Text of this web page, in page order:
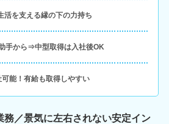
活を支える縁の下の力持ち
手から⇒中型取得は入社後OK
可能！有給も取得しやすい
務／景気に左右されない安定イン